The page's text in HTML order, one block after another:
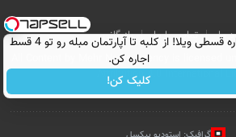
ما تماس با ما
بازرگانی
All Content by Mehr News Agency is licensed
Attribution 4.0 International
اجاره‌ قسطی ویلا! از کلبه تا آپارتمان مبله رو تو 4 قسط
اجاره کن.
کلیک کن!